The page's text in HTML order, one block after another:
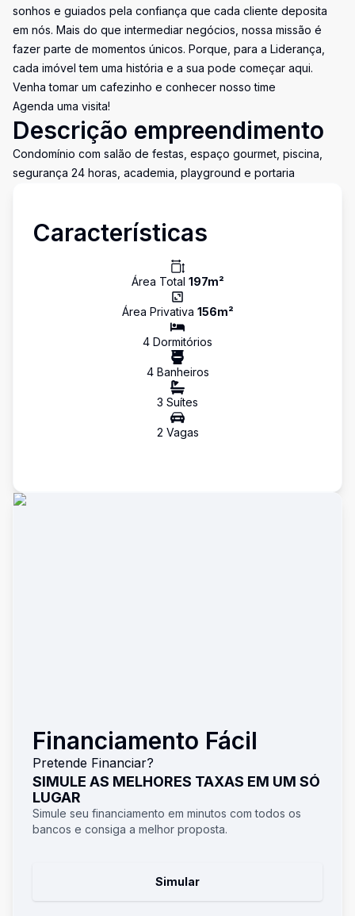
sonhos e guiados pela confiança que cada cliente deposita
em nós. Mais do que intermediar negócios, nossa missão é
fazer parte de momentos únicos. Porque, para a Liderança,
cada imóvel tem uma história e a sua pode começar aqui.
Venha tomar um cafezinho e conhecer nosso time
Agenda uma visita!
Descrição empreendimento
Condomínio com salão de festas, espaço gourmet, piscina,
segurança 24 horas, academia, playground e portaria
Características
Área Total 197m²
Área Privativa 156m²
4 Dormitórios
4Banheiros
3 Suítes
2 Vagas
Financiamento Fácil
Pretende Financiar?
SIMULE AS MELHORES TAXAS EM UM SÓ
LUGAR
Simule seu financiamento em minutos com todos os
bancos e consiga a melhor proposta.
Simular